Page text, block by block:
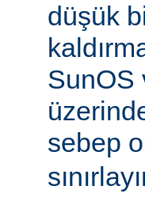
düşük
SunOS
sebep